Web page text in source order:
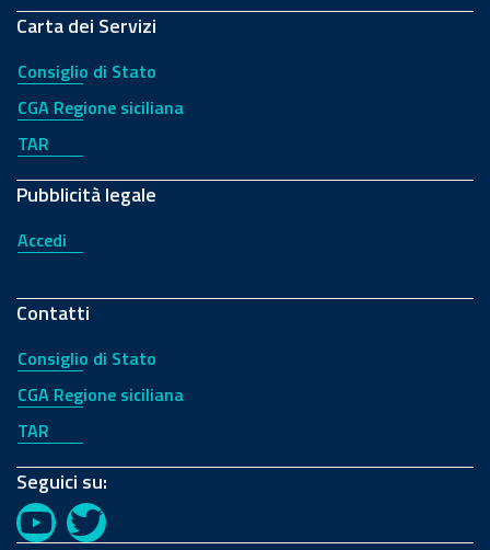
Carta dei Servizi
Consiglio di Stato
CGA Regione siciliana
TAR
Pubblicità legale
Accedi
Contatti
Consiglio di Stato
CGA Regione siciliana
TAR
Seguici su:
YouTubeTwitter